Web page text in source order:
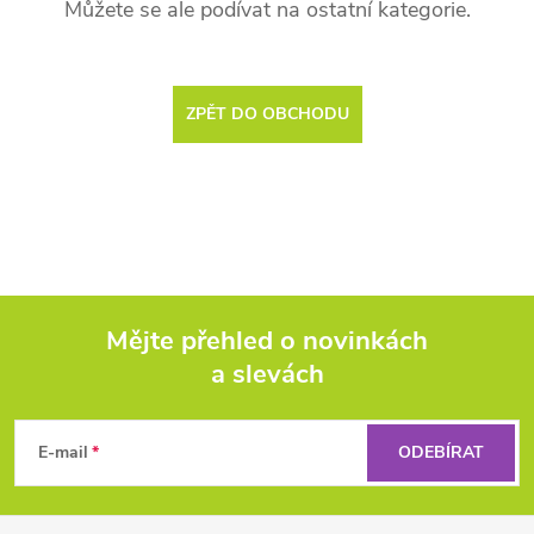
Můžete se ale podívat na ostatní kategorie.
ZPĚT DO OBCHODU
p
Mějte přehled o novinkách
a slevách
E-mail ODEBÍRAT